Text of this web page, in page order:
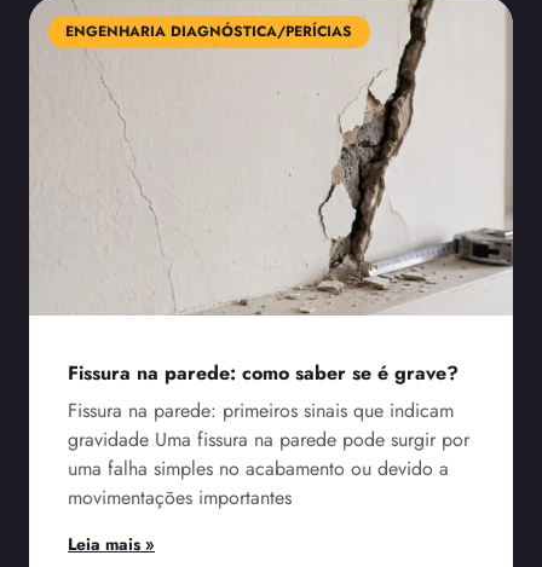
ENGENHARIA DIAGNÓSTICA/PERÍCIAS
Fissura na parede: como saber se é grave?
Fissura na parede: primeiros sinais que indicam
gravidade Uma fissura na parede pode surgir por
uma falha simples no acabamento ou devido a
movimentações importantes
Leia mais »